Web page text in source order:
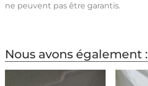
ne peuvent pas être garantis.
Nous avons également :